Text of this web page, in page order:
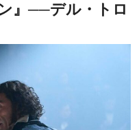
』──デル・トロ